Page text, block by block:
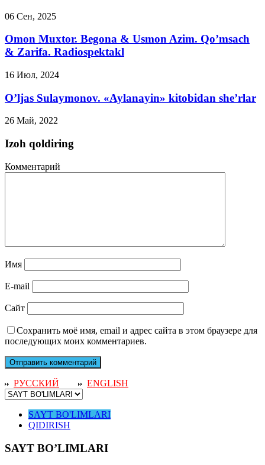
06 Сен, 2025
Omon Muxtor. Begona & Usmon Azim. Qo’msach
& Zarifa. Radiospektakl
16 Июл, 2024
O’ljas Sulaymonov. «Aylanayin» kitobidan she’rlar
26 Май, 2022
Izoh qoldiring
Комментарий
Имя
E-mail
Сайт
Сохранить моё имя, email и адрес сайта в этом браузере для
последующих моих комментариев.
РУССКИЙ ENGLISH
SAYT BO'LIMLARI
QIDIRISH
SAYT BO’LIMLARI